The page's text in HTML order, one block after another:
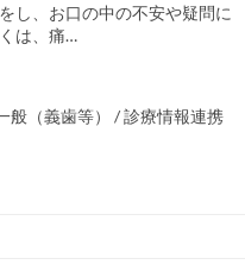
し、お口の中の不安や疑問に
は、痛…
般（義歯等） / 診療情報連携